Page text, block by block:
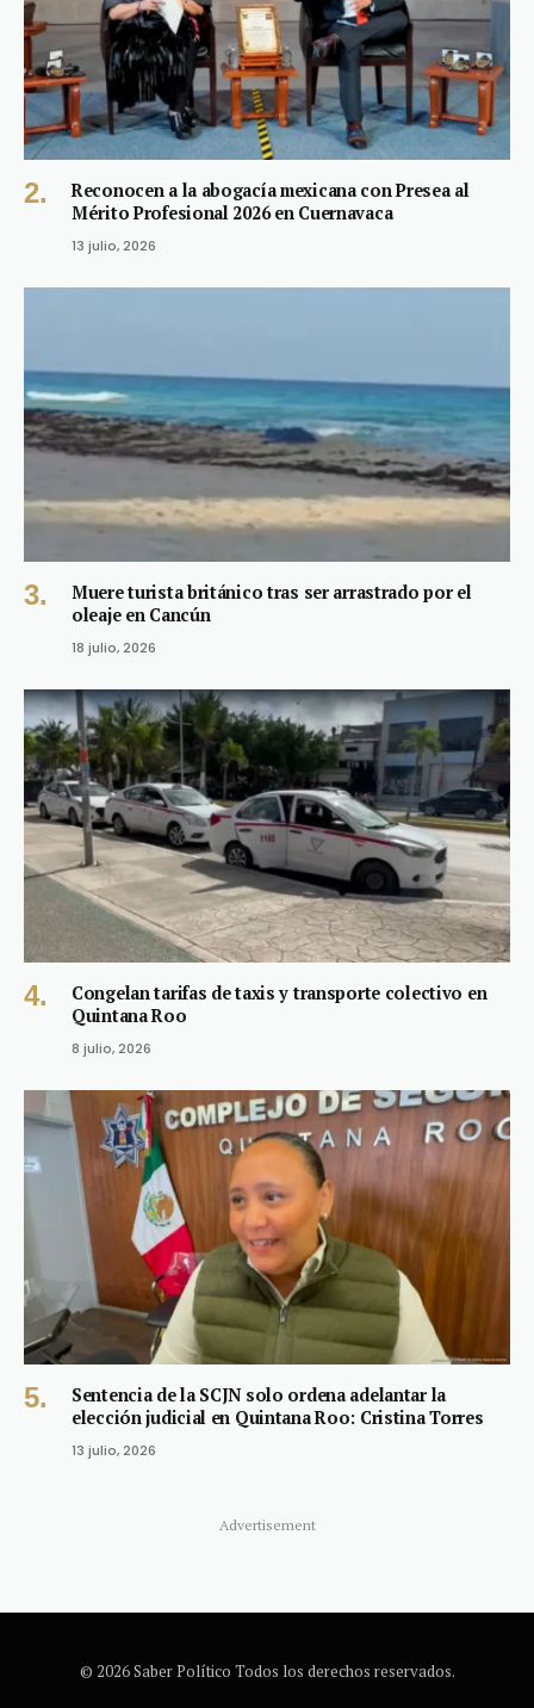
Reconocen a la abogacía mexicana con Presea al
Mérito Profesional 2026 en Cuernavaca
13 julio, 2026
Muere turista británico tras ser arrastrado por el
oleaje en Cancún
18 julio, 2026
Congelan tarifas de taxis y transporte colectivo en
Quintana Roo
8 julio, 2026
Sentencia de la SCJN solo ordena adelantar la
elección judicial en Quintana Roo: Cristina Torres
13 julio, 2026
Advertisement
© 2026 Saber Político Todos los derechos reservados.